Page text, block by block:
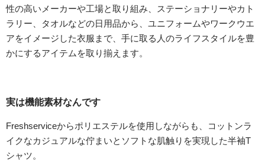
性の高いメーカーや工場と取り組み、ステーショナリーやカト
ラリー、タオルなどの日用品から、ユニフォームやワークウエ
アをイメージした衣服まで、手に取る人のライフスタイルを豊
かにするアイテムを取り揃えます。
実は機能素材なんです
Freshserviceからポリエステルを使用しながらも、コットンラ
イクなカジュアルな佇まいとソフトな肌触りを実現した半袖T
シャツ。